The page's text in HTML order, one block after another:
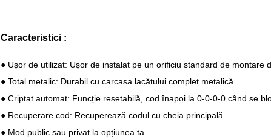
Caracteristici :
● Ușor de utilizat: Ușor de instalat pe un orificiu standard de montare
● Total metalic: Durabil cu carcasa lacătului complet metalică.
● Criptat automat: Funcție resetabilă, cod înapoi la 0-0-0-0 când se
● Recuperare cod: Recuperează codul cu cheia principală.
● Mod public sau privat la opțiunea ta.